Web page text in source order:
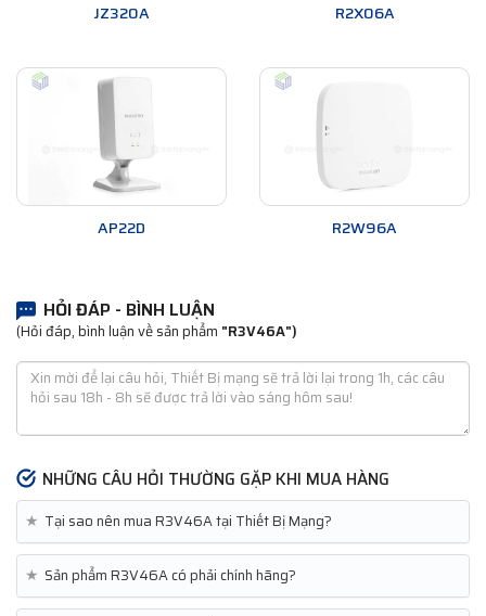
JZ320A R2X06A
AP22D R2W96A
HỎI ĐÁP - BÌNH LUẬN
(Hỏi đáp, bình luận về sản phẩm "R3V46A")
NHỮNG CÂU HỎI THƯỜNG GẶP KHI MUA HÀNG
★ Tại sao nên mua R3V46A tại Thiết Bị Mạng?
★ Sản phẩm R3V46A có phải chính hãng?